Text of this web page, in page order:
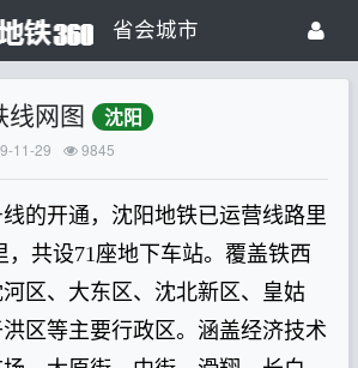
省会城市
线网图 沈阳
11-29 9845
的开通，沈阳地铁已运营线路里
，共设71座地下车站。覆盖铁西
区、大东区、沈北新区、皇姑
区等主要行政区。涵盖经济技术